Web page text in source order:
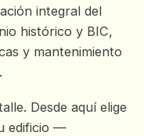
integral del
histórico y BIC,
y mantenimiento
Desde aquí elige
edificio —